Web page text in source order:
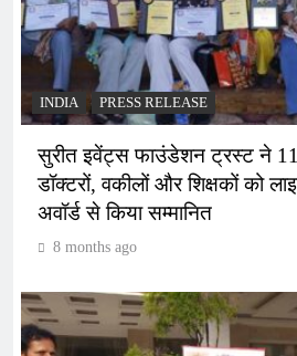
INDIA PRESS RELEASE
सुरीत इवेंट्स फाउंडेशन ट्रस्ट ने
डॉक्टरों, वकीलों और शिक्षकों को
अवॉर्ड से किया सम्मानित
8 months ago